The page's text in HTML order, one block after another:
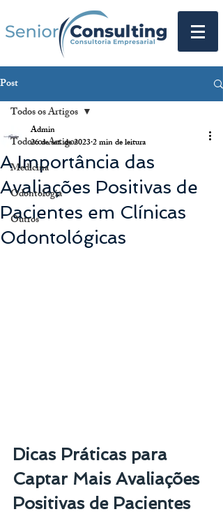
Post
Todos os Artigos
Medicina
Odontologia
Outros
Todos os Artigos
A Importância das
Avaliações Positivas de
Pacientes em Clínicas
Odontológicas
Admin
26 de set. de 20232 min de leitura
Dicas Práticas para
Captar Mais Avaliações
Positivas de Pacientes